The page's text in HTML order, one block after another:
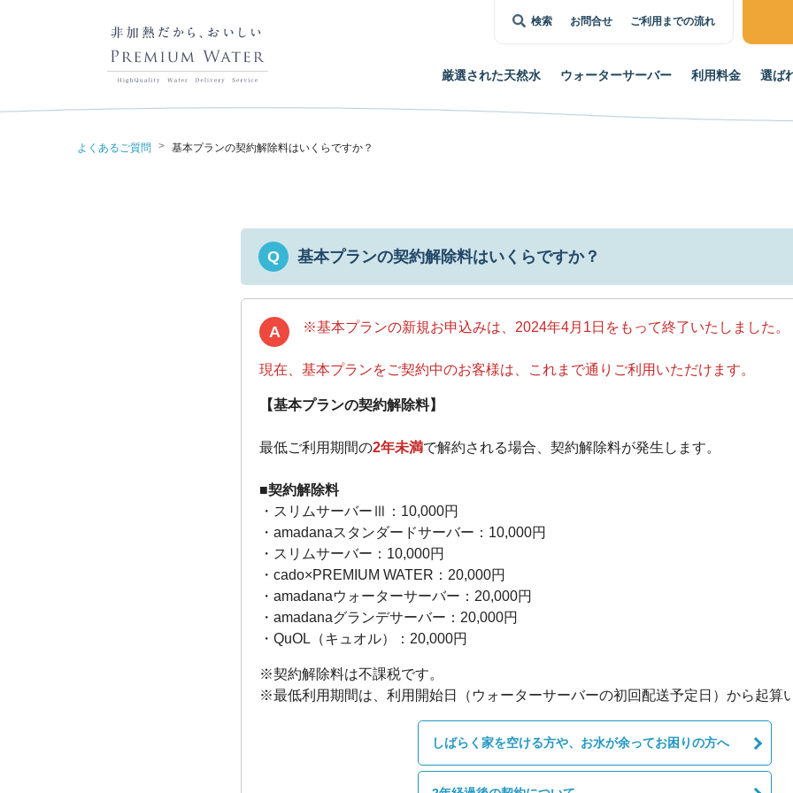
厳選された天然水 ウォーターサーバー 利用料金 選ば
検索 お問合せ ご利用までの流れ
よくあるご質問 > 基本プランの契約解除料はいくらですか？
Q 基本プランの契約解除料はいくらですか？
A ※基本プランの新規お申込みは、2024年4月1日をもって終了いたしました。
現在、基本プランをご契約中のお客様は、これまで通りご利用いただけます。
【基本プランの契約解除料】
最低ご利用期間の2年未満で解約される場合、契約解除料が発生します。
■契約解除料
・スリムサーバーⅢ：10,000円
・amadanaスタンダードサーバー：10,000円
・スリムサーバー：10,000円
・cado×PREMIUM WATER：20,000円
・amadanaウォーターサーバー：20,000円
・amadanaグランデサーバー：20,000円
・QuOL（キュオル）：20,000円
※契約解除料は不課税です。
※最低利用期間は、利用開始日（ウォーターサーバーの初回配送予定日）から起算
しばらく家を空ける方や、お水が余ってお困りの方へ